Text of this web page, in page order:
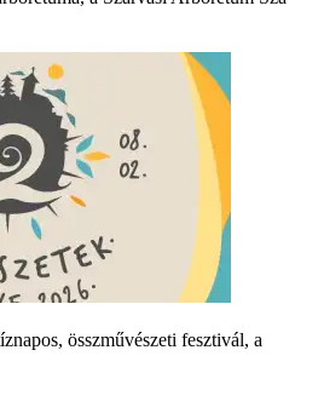
összművészeti fesztivál, a